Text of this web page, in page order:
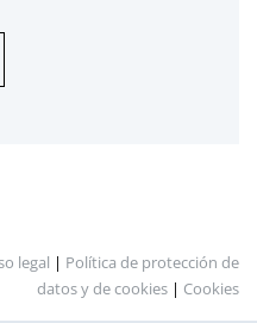
legal | Política de protección de
datos y de cookies | Cookies